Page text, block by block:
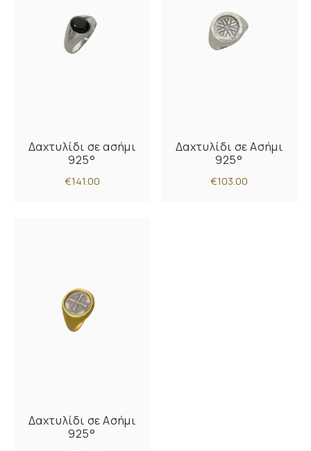
Δαχτυλίδι σε ασήμι
925°
€141.00
Δαχτυλίδι σε Ασήμι
925°
€103.00
Δαχτυλίδι σε Ασήμι
925°